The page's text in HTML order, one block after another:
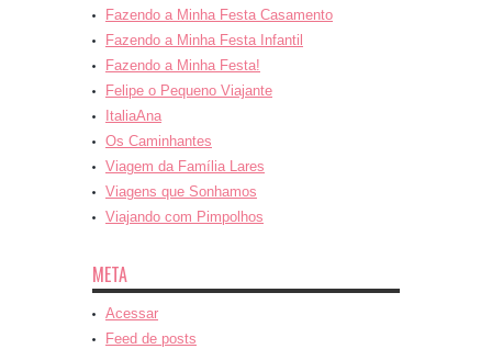
Fazendo a Minha Festa Casamento
Fazendo a Minha Festa Infantil
Fazendo a Minha Festa!
Felipe o Pequeno Viajante
ItaliaAna
Os Caminhantes
Viagem da Família Lares
Viagens que Sonhamos
Viajando com Pimpolhos
META
Acessar
Feed de posts